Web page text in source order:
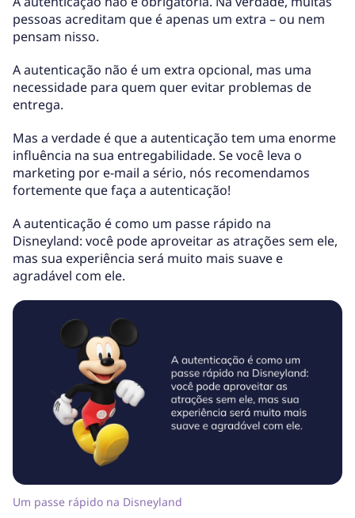
pessoas acreditam que é apenas um extra – ou nem
pensam nisso.
A autenticação não é um extra opcional, mas uma
necessidade para quem quer evitar problemas de
entrega.
Mas a verdade é que a autenticação tem uma enorme
influência na sua entregabilidade. Se você leva o
marketing por e-mail a sério, nós recomendamos
fortemente que faça a autenticação!
A autenticação é como um passe rápido na
Disneyland: você pode aproveitar as atrações sem ele,
mas sua experiência será muito mais suave e
agradável com ele.
Um passe rápido na Disneyland